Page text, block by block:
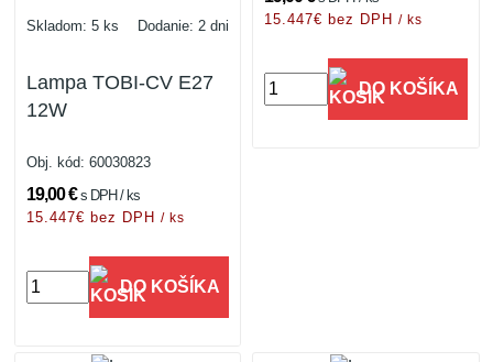
Skladom: 5 ks Dodanie: 2 dni
Lampa TOBI-CV E27
12W
Obj. kód: 60030823
19,00 €s DPH / ks
15.447€ bez DPH / ks
DO KOŠÍKA
15.447€ bez DPH / ks
DO KOŠÍKA